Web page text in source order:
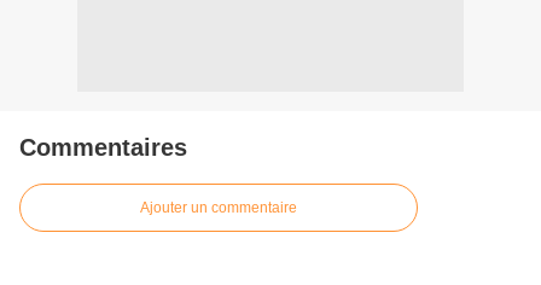
Commentaires
Ajouter un commentaire